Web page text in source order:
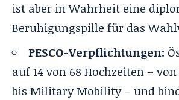
ist aber in Wahrheit eine
Beruhigungspille für das
PESCO-Verpflichtungen:
auf 14 von 68 Hochzeiten –
bis Military Mobility – und